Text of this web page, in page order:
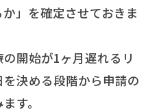
か」を確定させておきま
開始が1ヶ月遅れるリ
決める段階から申請の
す。